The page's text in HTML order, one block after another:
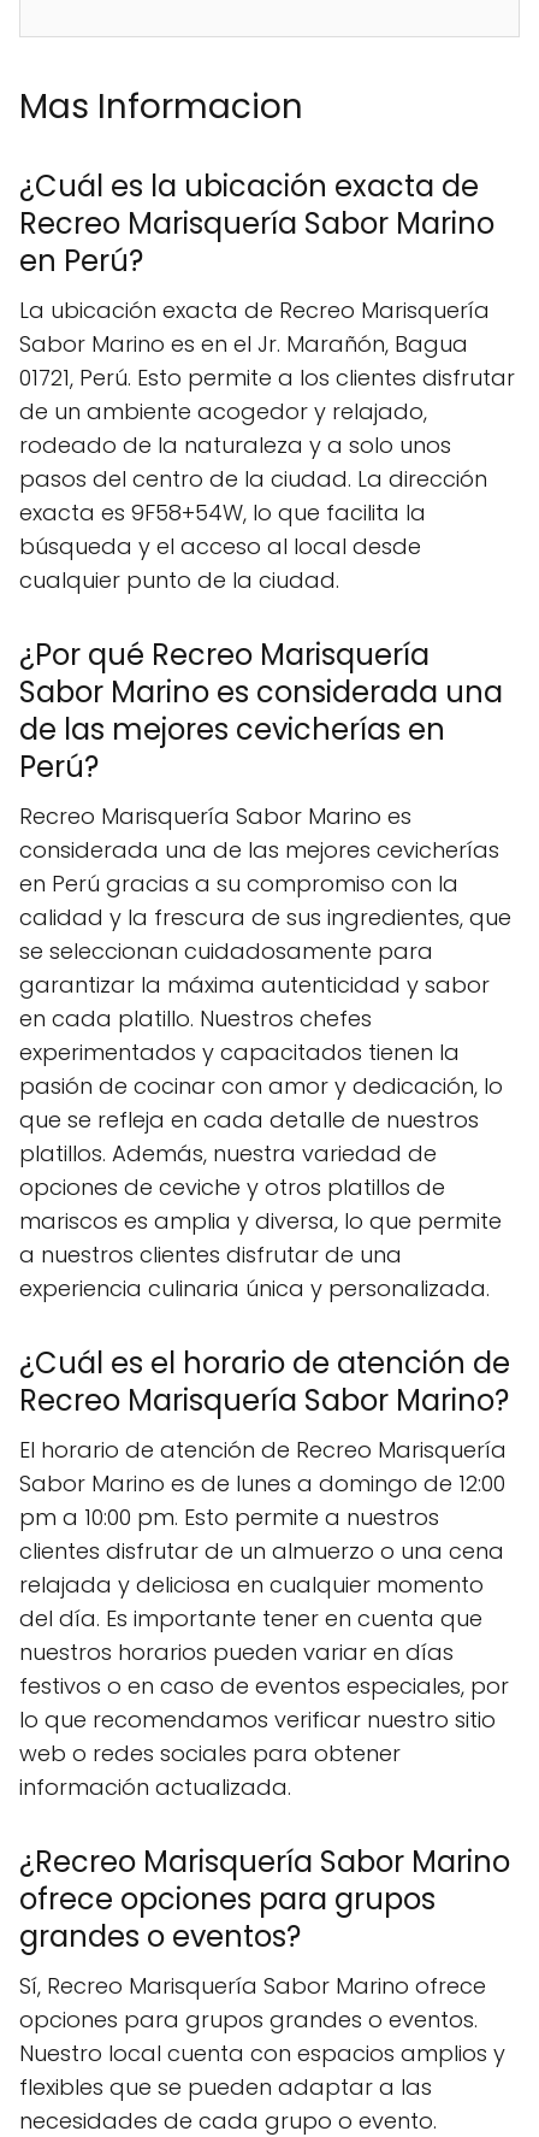
Mas Informacion
¿Cuál es la ubicación exacta de
Recreo Marisquería Sabor Marino
en Perú?
La ubicación exacta de Recreo Marisquería
Sabor Marino es en el Jr. Marañón, Bagua
01721, Perú. Esto permite a los clientes disfrutar
de un ambiente acogedor y relajado,
rodeado de la naturaleza y a solo unos
pasos del centro de la ciudad. La dirección
exacta es 9F58+54W, lo que facilita la
búsqueda y el acceso al local desde
cualquier punto de la ciudad.
¿Por qué Recreo Marisquería
Sabor Marino es considerada una
de las mejores cevicherías en
Perú?
Recreo Marisquería Sabor Marino es
considerada una de las mejores cevicherías
en Perú gracias a su compromiso con la
calidad y la frescura de sus ingredientes, que
se seleccionan cuidadosamente para
garantizar la máxima autenticidad y sabor
en cada platillo. Nuestros chefes
experimentados y capacitados tienen la
pasión de cocinar con amor y dedicación, lo
que se refleja en cada detalle de nuestros
platillos. Además, nuestra variedad de
opciones de ceviche y otros platillos de
mariscos es amplia y diversa, lo que permite
a nuestros clientes disfrutar de una
experiencia culinaria única y personalizada.
¿Cuál es el horario de atención de
Recreo Marisquería Sabor Marino?
El horario de atención de Recreo Marisquería
Sabor Marino es de lunes a domingo de 12:00
pm a 10:00 pm. Esto permite a nuestros
clientes disfrutar de un almuerzo o una cena
relajada y deliciosa en cualquier momento
del día. Es importante tener en cuenta que
nuestros horarios pueden variar en días
festivos o en caso de eventos especiales, por
lo que recomendamos verificar nuestro sitio
web o redes sociales para obtener
información actualizada.
¿Recreo Marisquería Sabor Marino
ofrece opciones para grupos
grandes o eventos?
Sí, Recreo Marisquería Sabor Marino ofrece
opciones para grupos grandes o eventos.
Nuestro local cuenta con espacios amplios y
flexibles que se pueden adaptar a las
necesidades de cada grupo o evento.